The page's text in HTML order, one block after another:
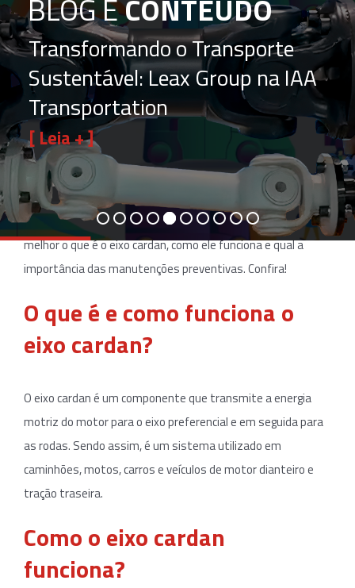
Transformando o Transporte
Sustentável: Leax Group na IAA
Transportation
[ Leia + ]
BLOG ECONTEÚDO
Você sabe o que é o eixo cardan? Esse componente
mecânico desempenha um importante papel no
sistema
de
transmissão. No entanto, para seu bom funcionamento, o
mecanismo precisa estar em perfeitas condições.
Por isso, preparamos este post para ajudá-lo a entender
melhor o que é o eixo cardan, como ele funciona e qual a
importância das manutenções preventivas. Confira!
O que é e como funciona o
eixo cardan?
O eixo cardan é um componente que transmite a energia
motriz do motor para o eixo preferencial e em seguida para
as rodas. Sendo assim, é um sistema utilizado em
caminhões, motos, carros e veículos de motor dianteiro e
tração traseira.
Como o eixo cardan
funciona?